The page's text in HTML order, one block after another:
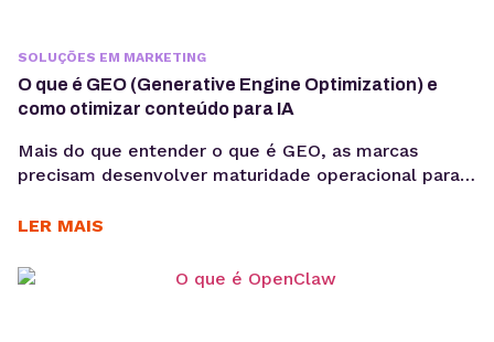
SOLUÇÕES EM MARKETING
O que é GEO (Generative Engine Optimization) e
como otimizar conteúdo para IA
Mais do que entender o que é GEO, as marcas
precisam desenvolver maturidade operacional para
intenção, consistência temática e conteúdos
sem comprometer a experiência humana. A forma
LER MAIS